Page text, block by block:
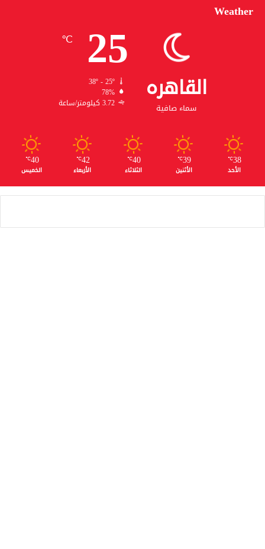
Weather
القاهره
سماء صافية
25
℃
38º - 25º
78%
3.72 كيلومتر/ساعة
38
℃
الأحد
39
℃
الأثنين
40
℃
الثلاثاء
42
℃
الأربعاء
40
℃
الخميس